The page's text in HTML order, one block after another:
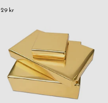
29 kr